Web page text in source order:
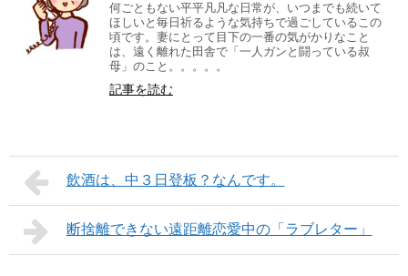
何ごともない平平凡凡な日常が、いつまでも続いて
ほしいと毎日祈るような気持ちで過ごしているこの
頃です。妻にとって目下の一番の気がかりなこと
は、遠く離れた田舎で「一人ガンと闘っている叔
母」のこと。。。。。
記事を読む
飲酒は、中３日登板？なんです。
断捨離できない遠距離恋愛中の「ラブレター」